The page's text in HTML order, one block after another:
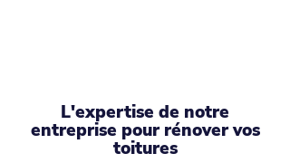
L'expertise de notre
entreprise pour rénover vos
toitures